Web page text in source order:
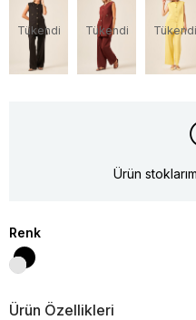
Tükendi Tükendi Tükendi
Ürün
Renk
Ürün Özellikleri